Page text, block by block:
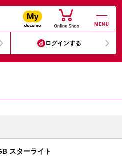
MENU
ログインする
スターライト